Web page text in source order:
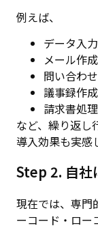
例えば、
データ入力
メール作成
問い合わ
議事録作成
請求書処理
など、繰り返し
導入効果も実感
Step 2. 自社
現在では、専門
ーコード・ロー